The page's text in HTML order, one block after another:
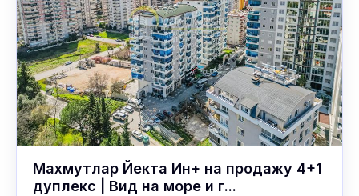
Махмутлар Йекта Ин+ на продажу 4+1
дуплекс | Вид на море и г...